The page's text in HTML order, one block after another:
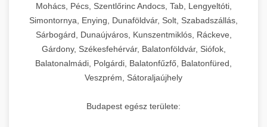
kereskedelmi tésztakeverő
állítható vastagság beállítással.
chef-iparikonyhagepek.hu
professzionális élelmiszer szeletelő
Kereskedelmi vákuumcsomagoló berendezések
élelmiszerek tartósításához. Hosszabbítsa a
szavatossági időt és tartsa meg a termék
frissességét.
🎁 23. Vákuumfóliázó Gép +
Ipari vákuumfóliázó gépek professzionális
Hatékony lezárási és tartósítási megoldások.
Mohács, Pécs, Szentlőrinc Andocs, Tab, Lengyeltóti,
Simontornya, Enying, Dunaföldvár, Solt, Szabadszállás,
Sárbogárd, Dunaújváros, Kunszentmiklós, Ráckeve,
Gárdony, Székesfehérvár, Balatonföldvár, Siófok,
Balatonalmádi, Polgárdi, Balatonfűzfő, Balatonfüred,
Veszprém, Sátoraljaújhely
Budapest egész területe: